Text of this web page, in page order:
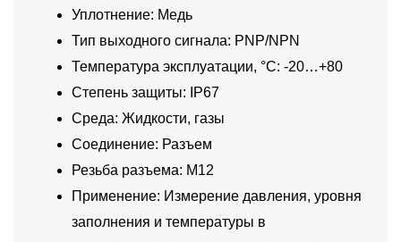
Уплотнение: Медь
Тип выходного сигнала: PNP/NPN
Температура эксплуатации, °C: -20…+80
Степень защиты: IP67
Среда: Жидкости, газы
Соединение: Разъем
Резьба разъема: M12
Применение: Измерение давления, уровня
заполнения и температуры в